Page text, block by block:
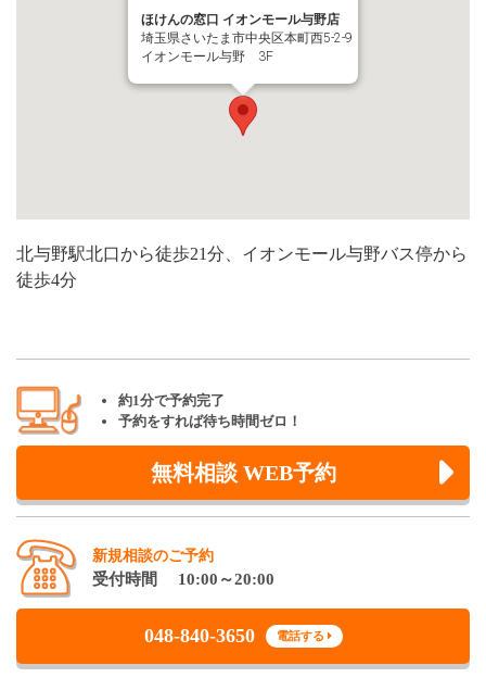
ほけんの窓口 イオンモール与野店
埼玉県さいたま市中央区本町西5-2-9
イオンモール与野 3F
北与野駅北口から徒歩21分、イオンモール与野バス停から
徒歩4分
約1分で予約完了
予約をすれば待ち時間ゼロ！
無料相談 WEB予約
新規相談のご予約
受付時間 10:00～20:00
048-840-3650 電話する